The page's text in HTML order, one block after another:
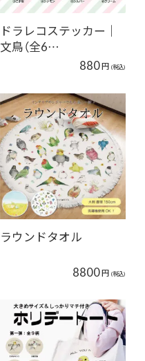
ドラレコステッカー｜
文鳥（全6…
880円 (税込)
ラウンドタオル
8800円 (税込)